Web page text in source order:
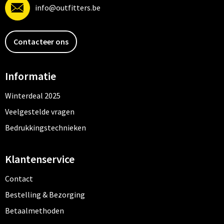
info@outfitters.be
Contacteer ons
Informatie
Winterdeal 2025
Veelgestelde vragen
Bedrukkingstechnieken
Klantenservice
Contact
Bestelling & Bezorging
Betaalmethoden